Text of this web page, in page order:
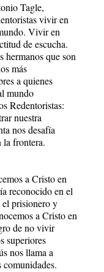
Tagle,
vivir en
Vivir en
de escucha.
hermanos que son
más
a quienes
mundo
Redentoristas:
nuestra
nos desafía
la frontera.
a Cristo en
reconocido en el
el prisionero y
a Cristo en
de no vivir
superiores
nos llama a
comunidades.